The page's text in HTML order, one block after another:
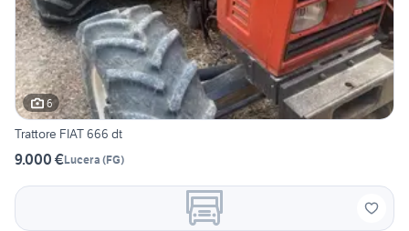
6
Trattore FIAT 666 dt
9.000 €Lucera (FG)